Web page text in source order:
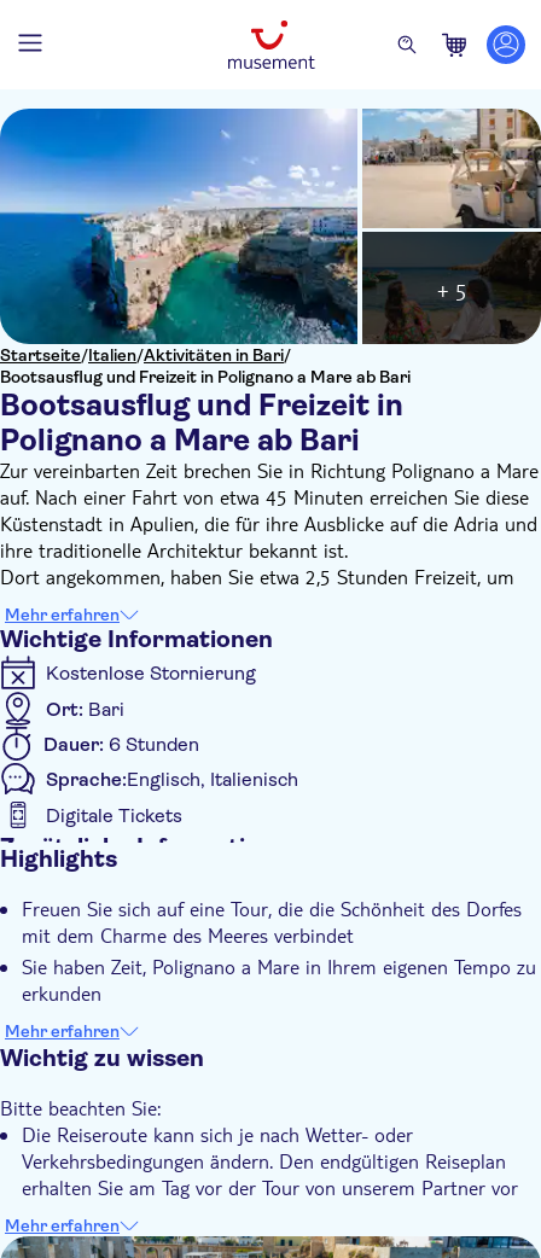
Startseite/Italien/Aktivitäten in Bari/
Bootsausflug und Freizeit in Polignano a Mare ab Bari
Bootsausflug und Freizeit in
Polignano a Mare ab Bari
+ 5
Zur vereinbarten Zeit brechen Sie in Richtung Polignano a Mare
auf. Nach einer Fahrt von etwa 45 Minuten erreichen Sie diese
Küstenstadt in Apulien, die für ihre Ausblicke auf die Adria und
ihre traditionelle Architektur bekannt ist.
Dort angekommen, haben Sie etwa 2,5 Stunden Freizeit, um
die Altstadt auf eigene Faust zu erkunden. Sie können durch
enge Kopfsteinpflastergassen schlendern, die von
blumengeschmückten Balkonen gesäumt sind, und wichtige
Sehenswürdigkeiten wie die Piazza Vittorio Emanuele II sowie
Aussichtsterrassen mit Blick auf das Meer entdecken.
Zur vereinbarten Zeit treffen Sie sich wieder, um eine 1,5-
stündige Bootsfahrt entlang der Küste zu unternehmen.
Während Sie über das klare Wasser gleiten, kommen Sie an
Klippen und Meereshöhlen vorbei, die im Laufe der Zeit von
den Naturkräften geformt wurden. Während der Fahrt erfahren
Sie Wissenswertes und lokale Geschichten über die Gegend. An
alkoholfreies Getränk genießen.
Am Ende des Erlebnisses kehren Sie nach etwa 6 Stunden zum
Ausgangspunkt in Bari zurück.
Mehr erfahren
Wichtige Informationen
Kostenlose Stornierung
Ort: Bari
Dauer: 6 Stunden
Sprache:Englisch, Italienisch
Digitale Tickets
Zusätzliche Informationen
Lokales Flair
Digitale Buchungsbestätigung
Inklusive Transfer
Highlights
Freuen Sie sich auf eine Tour, die die Schönheit des Dorfes
mit dem Charme des Meeres verbindet
Sie haben Zeit, Polignano a Mare in Ihrem eigenen Tempo zu
erkunden
Sie werden eine Bootstour zu den Meereshöhlen genießen
Dieses Erlebnis bietet Ihnen die Gelegenheit, Apulien auf
Ein bequemer Transfer ab Bari ist im Preis inbegriffen
Mehr erfahren
Wichtig zu wissen
Bitte beachten Sie:
Die Reiseroute kann sich je nach Wetter- oder
Verkehrsbedingungen ändern. Den endgültigen Reiseplan
erhalten Sie am Tag vor der Tour von unserem Partner vor
Ort per WhatsApp oder SMS. Bitte befolgen Sie dessen
aktuelle Anweisungen
Mehr erfahren
DSA1Sea caves of Polignano a Mare